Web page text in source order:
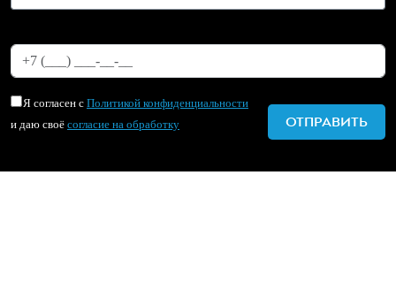
Я согласен с Политикой конфиденциальности
и даю своё согласие на обработку